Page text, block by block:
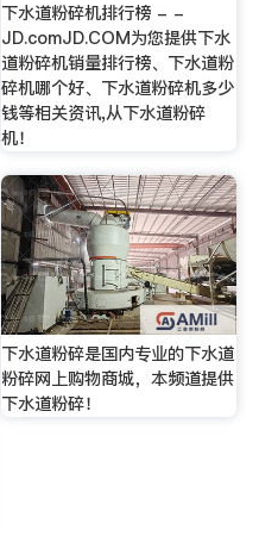
下水道粉碎机排行榜 - -
JD.comJD.COM为您提供下水
道粉碎机销量排行榜、下水道粉
碎机哪个好、下水道粉碎机多少
钱等相关资讯,从下水道粉碎
机！
下水道粉碎是国内专业的下水道
粉碎网上购物商城，本频道提供
下水道粉碎！